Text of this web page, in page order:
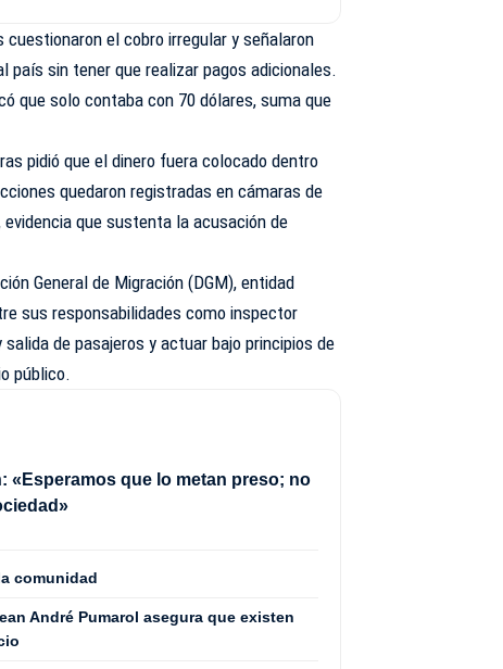
el cobro irregular y señalaron
país sin tener que realizar pagos adicionales.
que solo contaba con 70 dólares, suma que
pidió que el dinero fuera colocado dentro
quedaron registradas en cámaras de
que sustenta la acusación de
General de Migración (DGM), entidad
sus responsabilidades como inspector
de pasajeros y actuar bajo principios de
público.
«Esperamos que lo metan preso; no
comunidad
André Pumarol asegura que existen